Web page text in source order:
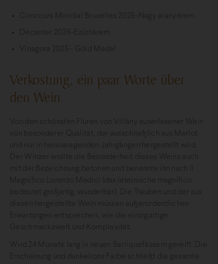
Concours Mondial Bruxelles 2026-Nagy aranyérem
Decanter 2026-Ezüstérem
Vinagora 2025 - Gold Medal
Verkostung, ein paar Worte über
den Wein
Von den schönsten Fluren von Villány auserlesener Wein
von besonderer Qualität, der ausschließlich aus Merlot
und nur in herausragenden Jahrgängen hergestellt wird.
Der Winzer wollte die Besonderheit dieses Weins auch
mit der Bezeichnung betonen und benannte ihn nach Il
Magnifico Lorenzo Medici (das lateinische magnifico
bedeutet großartig, wunderbar). Die Trauben und der aus
diesen hergestellte Wein müssen außerordentlichen
Erwartungen entsprechen, wie die einzigartige
Geschmackswelt und Komplexität.
Wird 24 Monate lang in neuen Barriquefässern gereift. Die
Erscheinung und dunkelrote Farbe schließt die gesamte